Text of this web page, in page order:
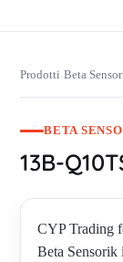
Prodotti›Beta
BETA
13B-
CYP Trading
Beta